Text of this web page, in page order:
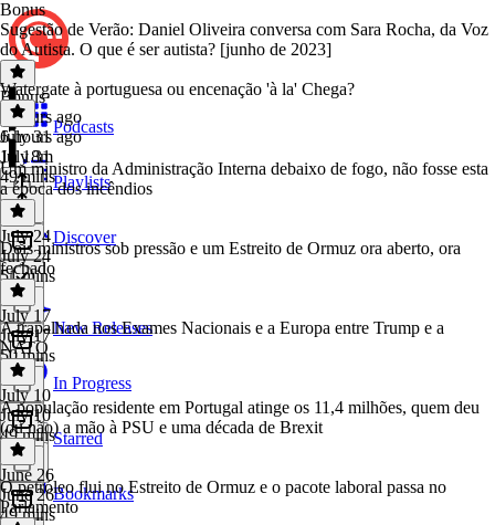
Podcasts
Playlists
Discover
New Releases
In Progress
Starred
Bookmarks
Bonus
Sugestão de Verão: Daniel Oliveira conversa com Sara Rocha, da Voz
do Autista. O que é ser autista? [junho de 2023]
Bonus·
6 hours ago
6 hours ago
1h 18m
Watergate à portuguesa ou encenação 'à la' Chega?
July 31
July 31
49 mins
Um ministro da Administração Interna debaixo de fogo, não fosse esta
a época dos incêndios
July 24
July 24
51 mins
Dois ministros sob pressão e um Estreito de Ormuz ora aberto, ora
fechado
July 17
July 17
50 mins
A trapalhada nos Exames Nacionais e a Europa entre Trump e a
NATO
July 10
July 10
49 mins
A população residente em Portugal atinge os 11,4 milhões, quem deu
(ou não) a mão à PSU e uma década de Brexit
June 26
June 26
49 mins
O petróleo flui no Estreito de Ormuz e o pacote laboral passa no
Parlamento